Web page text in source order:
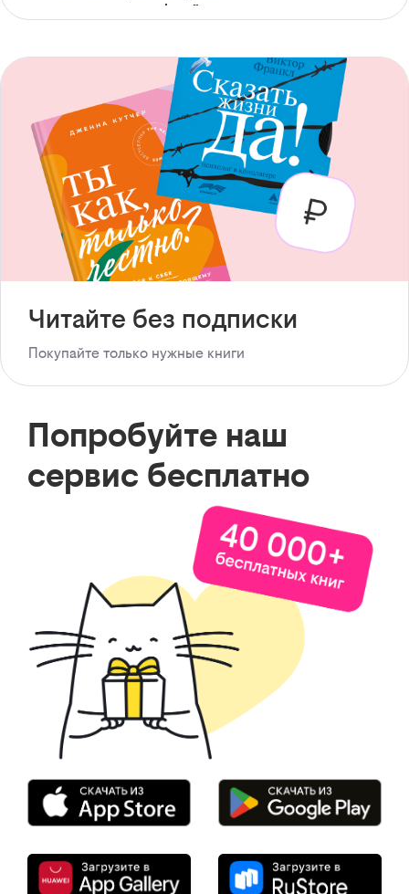
с доступом офлайн
Читайте без подписки
Покупайте только нужные книги
Попробуйте наш
сервис бесплатно